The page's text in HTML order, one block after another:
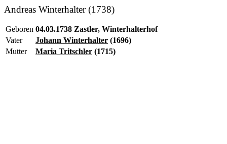
Andreas Winterhalter (1738)
Geboren 04.03.1738 Zastler, Winterhalterhof
Vater
Johann Winterhalter (1696)
Mutter
Maria Tritschler (1715)